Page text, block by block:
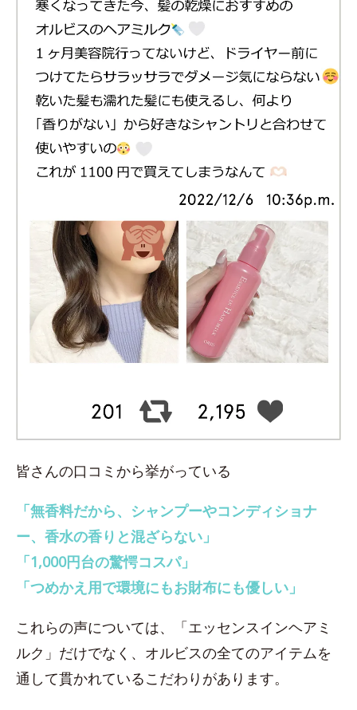
皆さんの口コミから挙がっている
「無香料だから、シャンプーやコンディショナ
ー、香水の香りと混ざらない」
「1,000円台の驚愕コスパ」
「つめかえ用で環境にもお財布にも優しい」
これらの声については、「エッセンスインヘアミ
ルク」だけでなく、オルビスの全てのアイテムを
通して貫かれているこだわりがあります。